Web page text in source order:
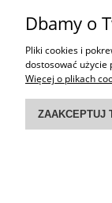
Czas
Koszt
Formy
Dbamy o
Pliki cookies i
dostosować użycie
Więcej o plikach
ZAAKCEPTUJ